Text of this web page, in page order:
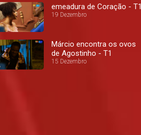
emeadura de Coração - T1
19 Dezembro
Márcio encontra os ovos
de Agostinho - T1
15 Dezembro